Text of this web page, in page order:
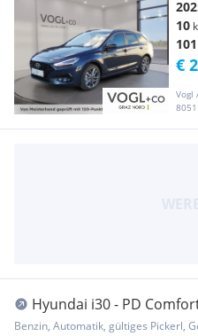
10
101
Vogl
€
Hyundai i30 - PD
c6kc2
Benzin, Automatik, gültiges Pickerl,